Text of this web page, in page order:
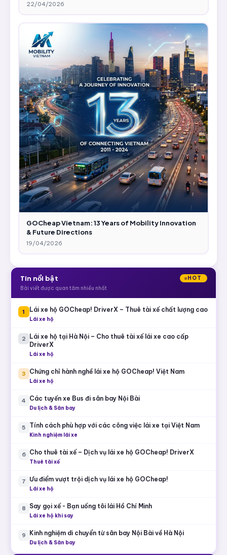
22/04/2026
GOCheap Vietnam: 13 Years of Mobility Innovation
& Future Directions
19/04/2026
Tin nổi bật
HOT
Bài viết được quan tâm nhiều nhất
1 Lái xe hộ GOCheap! DriverX – Thuê tài xế chất lượng cao
Lái xe hộ
2 Lái xe hộ tại Hà Nội – Cho thuê tài xế lái xe cao cấp
DriverX
Lái xe hộ
3 Chứng chỉ hành nghề lái xe hộ GOCheap! Việt Nam
Lái xe hộ
4 Các tuyến xe Bus đi sân bay Nội Bài
Du lịch & Sân bay
5 Tính cách phù hợp với các công việc lái xe tại Việt Nam
Kinh nghiệm lái xe
6 Cho thuê tài xế – Dịch vụ lái xe hộ GOCheap! DriverX
Thuê tài xế
7 Ưu điểm vượt trội dịch vụ lái xe hộ GOCheap!
Lái xe hộ
8 Say gọi xế - Bạn uống tôi lái Hồ Chí Minh
Lái xe hộ khi say
9 Kinh nghiệm di chuyển từ sân bay Nội Bài về Hà Nội
Du lịch & Sân bay